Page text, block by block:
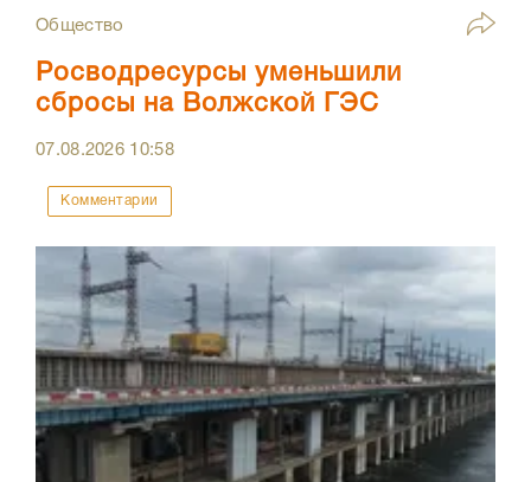
Общество
Росводресурсы уменьшили
сбросы на Волжской ГЭС
07.08.2026 10:58
Комментарии